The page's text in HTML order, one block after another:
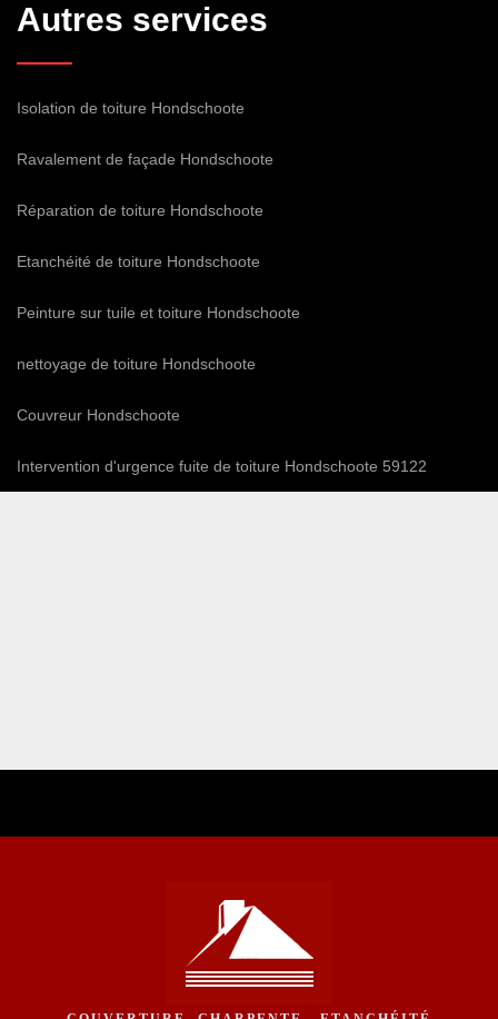
Autres services
Isolation de toiture Hondschoote
Ravalement de façade Hondschoote
Réparation de toiture Hondschoote
Etanchéité de toiture Hondschoote
Peinture sur tuile et toiture Hondschoote
nettoyage de toiture Hondschoote
Couvreur Hondschoote
Intervention d'urgence fuite de toiture Hondschoote 59122